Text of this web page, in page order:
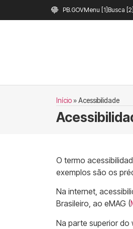
PB.GOVMenu [1] Busca [2]
Início»Acessibilidade
O termo
exemplos são os
Na internet,
Brasileiro, ao eMAG (
Na parte superior